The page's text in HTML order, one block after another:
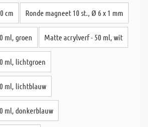
cm Ronde magneet 10 st., Ø 6 x 1 mm
ml, groen Matte acrylverf - 50 ml, wit
ml, lichtgroen
ml, lichtblauw
ml, donkerblauw